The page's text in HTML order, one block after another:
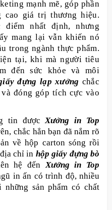
mạnh mẽ, góp phần
cao giá trị thương hiệu.
điểm nhất định, nhưng
mang lại vẫn khiến nó
trong ngành thực phẩm.
tại, khi mà người tiêu
đến sức khỏe và môi
đựng lạp xưởng chắc
đóng góp tích cực vào
tin được Xưởng in Top
chắc hẳn bạn đã nắm rõ
về hộp carton sóng rồi
chỉ in hộp giấy đựng bò
hệ đến Xưởng in Top
in ấn có trình độ, nhiều
sản phẩm có chất